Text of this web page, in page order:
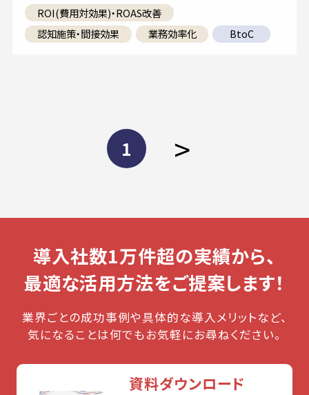
ROI(費用対効果)・ROAS改善
認知施策・間接効果
業務効率化 BtoC
1 >
導入社数1万件超の実績から、
最適な活用方法をご提案します！
業界ごとの成功事例や具体的な導入メリットなど、
気になることは何でもお気軽にお尋ねください。
資料ダウンロード